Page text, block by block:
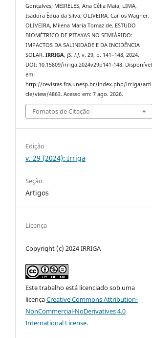
Gonçalves; MEIRELES, Ana Célia Maia; LIMA,
Isadora Êdua da Silva; OLIVEIRA, Carlos Wagner;
OLIVEIRA, Milena Maria Tomaz de. ESTUDO
BIOMÉTRICO DE PITAYAS NO SEMIÁRIDO:
IMPACTOS DA SALINIDADE E DA INCIDÊNCIA
SOLAR.IRRIGA,[S. l.], v. 29, p. 141–148, 2024.
DOI: 10.15809/irriga.2024v29p141-148. Disponível
em:
http://revistas.fca.unesp.br/index.php/irriga/arti
cle/view/4863. Acesso em: 7 ago. 2026.
Fomatos de Citação
Edição
v. 29 (2024): Irriga
Seção
Artigos
Licença
Copyright (c) 2024 IRRIGA
Este trabalho está licenciado sob uma
licençaCreative Commons Attribution-
NonCommercial-NoDerivatives 4.0
International License.